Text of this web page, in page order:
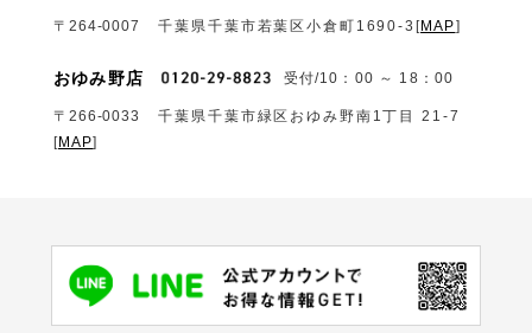
〒264-0007 千葉県千葉市若葉区小倉町1690‐3 [MAP]
おゆみ野店 受付/10：00 ～ 18：00
〒266-0033
千葉県千葉市緑区おゆみ野南1丁目 21-7
[MAP]